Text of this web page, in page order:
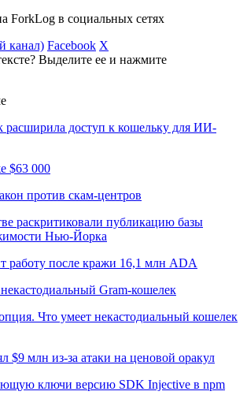
ForkLog в социальных сетях
канал) Facebook X
Выделите ее и нажмите
расширила доступ к кошельку для ИИ-
$63 000
против скам-центров
раскритиковали публикацию базы
Нью-Йорка
работу после кражи 16,1 млн ADA
Gram-кошелек
Что умеет некастодиальный кошелек
$9 млн из-за атаки на ценовой оракул
ключи версию SDK Injective в npm